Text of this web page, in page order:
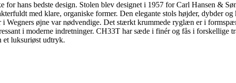
hans bedste design. Stolen blev designet i 1957 for Carl Hansen &
med klare, organiske former. Den elegante stols højder, dybder
Wegners øjne var nødvendige. Det stærkt krummede ryglæn er i
i moderne indretninger. CH33T har sæde i finér og fås i forskellige
et luksuriøst udtryk.